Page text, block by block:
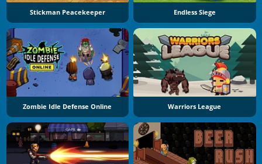
Stickman Peacekeeper Endless Siege
Zombie Idle Defense Online Warriors League